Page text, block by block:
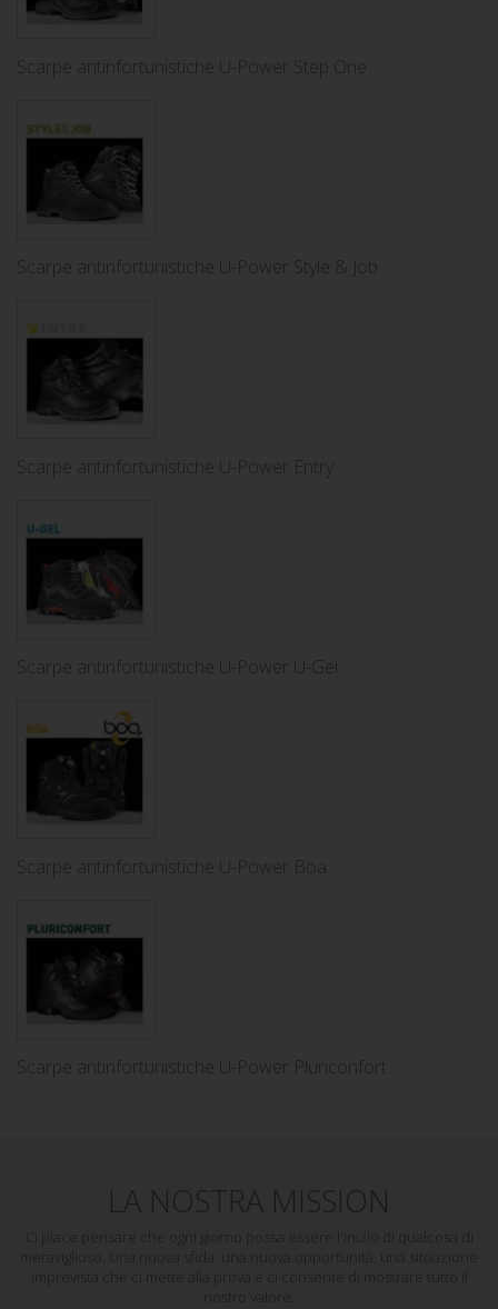
Scarpe antinfortunistiche U-Power Step One
Scarpe antinfortunistiche U-Power Style & Job
Scarpe antinfortunistiche U-Power Entry
Scarpe antinfortunistiche U-Power U-Gel
Scarpe antinfortunistiche U-Power Boa
Scarpe antinfortunistiche U-Power Pluriconfort
LA NOSTRA MISSION